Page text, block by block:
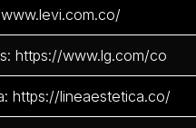
https://www.lg.com/co
https://lineaestetica.co/